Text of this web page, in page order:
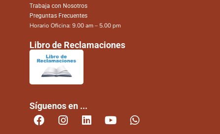
Trabaja con Nosotros
Preguntas Frecuentes
Horario Oficina: 9.00 am – 5.00 pm
Libro de Reclamaciones
Síguenos en ...